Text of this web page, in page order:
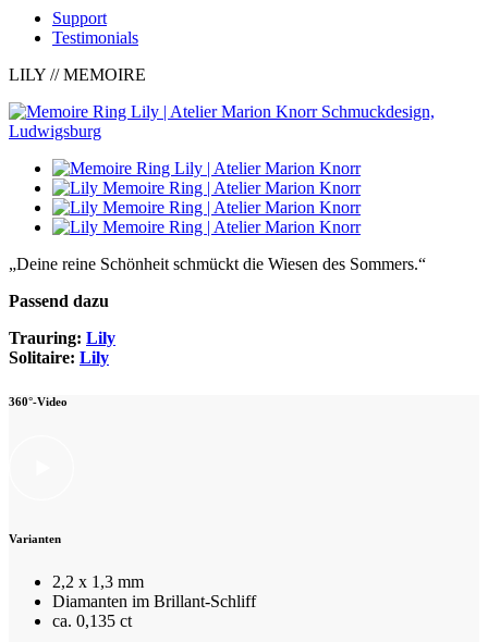
Support
Testimonials
LILY // MEMOIRE
„Deine reine Schönheit schmückt die Wiesen des Sommers.“
Passend dazu
Trauring: Lily
Solitaire: Lily
360°-Video
Varianten
2,2 x 1,3 mm
Diamanten im Brillant-Schliff
ca. 0,135 ct